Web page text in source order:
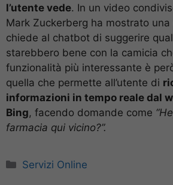
l’utente vede. In un video
Mark Zuckerberg ha mostrato una
chiede al chatbot di suggerire
starebbero bene con la camicia
funzionalità più interessante è
quella che permette all’utente di
informazioni in tempo reale dal
Bing, facendo domande come
farmacia qui vicino?”.
Categorie
Servizi Online